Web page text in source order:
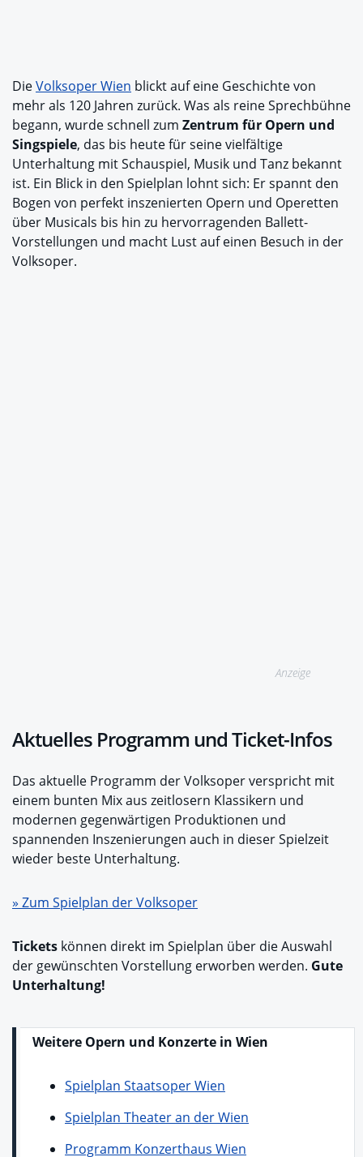
DieVolksoper Wien blickt auf eine Geschichte von
mehr als 120 Jahren zurück. Was als reine Sprechbühne
begann, wurde schnell zum Zentrum für Opern und
Singspiele, das bis heute für seine vielfältige
Unterhaltung mit Schauspiel, Musik und Tanz bekannt
ist. Ein Blick in den Spielplan lohnt sich: Er spannt den
Bogen von perfekt inszenierten Opern und Operetten
über Musicals bis hin zu hervorragenden Ballett-
Vorstellungen und macht Lust auf einen Besuch in der
Volksoper.
Anzeige
Aktuelles Programm und Ticket-Infos
Das aktuelle Programm der Volksoper verspricht mit
einem bunten Mix aus zeitlosern Klassikern und
modernen gegenwärtigen Produktionen und
spannenden Inszenierungen auch in dieser Spielzeit
wieder beste Unterhaltung.
» Zum Spielplan der Volksoper
Tickets können direkt im Spielplan über die Auswahl
der gewünschten Vorstellung erworben werden. Gute
Unterhaltung!
Weitere Opern und Konzerte in Wien
Spielplan Staatsoper Wien
Spielplan Theater an der Wien
Programm Konzerthaus Wien